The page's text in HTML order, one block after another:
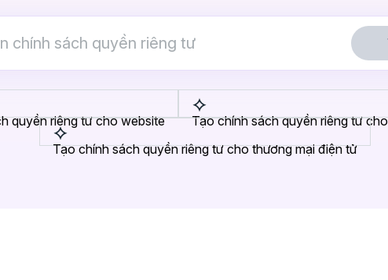
quyền riêng tư cho website
Tạo chính sách quyền riêng tư
Tạo chính sách quyền riêng tư cho thương mại điện tử